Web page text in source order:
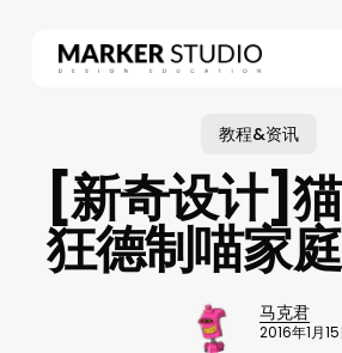
教程&资讯
[新奇设计]
狂德制喵家
马克君
2016年1月15